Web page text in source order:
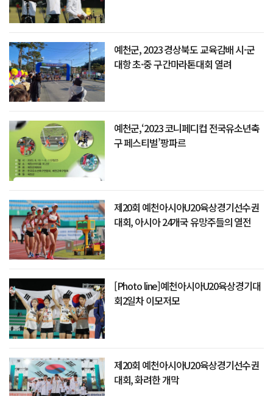
예천군, 2023 경상북도 교육감배 시·군
대항 초·중 구간마라톤대회 열려
예천군,‘2023 코니페디컵 전국유소년축
구 페스티벌’팡파르
제20회 예천아시아U20육상경기선수권
대회, 아시아 24개국 유망주들의 열전
[Photo line]예천아시아U20육상경기대
회2일차 이모저모
제20회 예천아시아U20육상경기선수권
대회, 화려한 개막